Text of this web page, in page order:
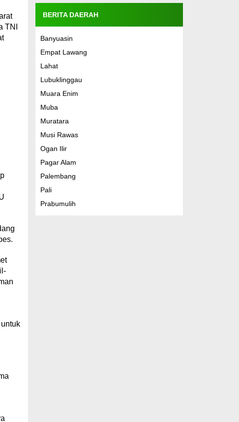
TNI
BERITA DAERAH
Banyuasin
Empat Lawang
Lahat
Lubuklinggau
Muara Enim
Muba
Muratara
Musi Rawas
Ogan Ilir
Pagar Alam
Palembang
Pali
Prabumulih